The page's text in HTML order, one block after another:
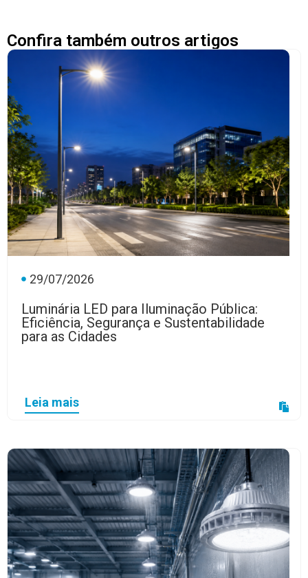
Confira também outros artigos
29/07/2026
Luminária LED para Iluminação Pública:
Eficiência, Segurança e Sustentabilidade
para as Cidades
Leia mais